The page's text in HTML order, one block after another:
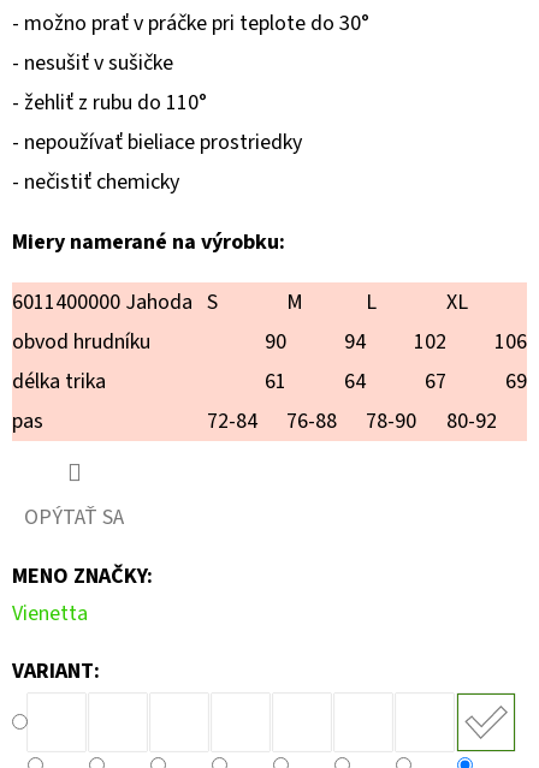
- možno prať v práčke pri teplote do 30°
- nesušiť v sušičke
- žehliť z rubu do 110°
- nepoužívať bieliace prostriedky
- nečistiť chemicky
Miery namerané na výrobku:
6011400000 Jahoda S M L
XL
obvod hrudníku
90 94 102
106
délka trika
61 64 67
69
pas
72-84 76-88 78-90 80-92
OPÝTAŤ SA
MENO ZNAČKY:
Vienetta
VARIANT:
€18,90